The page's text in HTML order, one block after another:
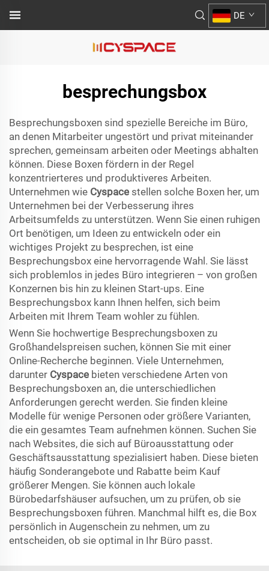
DE
besprechungsbox
Besprechungsboxen sind spezielle Bereiche im Büro,
an denen Mitarbeiter ungestört und privat miteinander
sprechen, gemeinsam arbeiten oder Meetings abhalten
können. Diese Boxen fördern in der Regel
konzentrierteres und produktiveres Arbeiten.
Unternehmen wie Cyspace stellen solche Boxen her, um
Unternehmen bei der Verbesserung ihres
Arbeitsumfelds zu unterstützen. Wenn Sie einen ruhigen
Ort benötigen, um Ideen zu entwickeln oder ein
wichtiges Projekt zu besprechen, ist eine
Besprechungsbox eine hervorragende Wahl. Sie lässt
sich problemlos in jedes Büro integrieren – von großen
Konzernen bis hin zu kleinen Start-ups. Eine
Besprechungsbox kann Ihnen helfen, sich beim
Arbeiten mit Ihrem Team wohler zu fühlen.
Wenn Sie hochwertige Besprechungsboxen zu
Großhandelspreisen suchen, können Sie mit einer
Online-Recherche beginnen. Viele Unternehmen,
darunter Cyspace bieten verschiedene Arten von
Besprechungsboxen an, die unterschiedlichen
Anforderungen gerecht werden. Sie finden kleine
Modelle für wenige Personen oder größere Varianten,
die ein gesamtes Team aufnehmen können. Suchen Sie
nach Websites, die sich auf Büroausstattung oder
Geschäftsausstattung spezialisiert haben. Diese bieten
häufig Sonderangebote und Rabatte beim Kauf
größerer Mengen. Sie können auch lokale
Bürobedarfshäuser aufsuchen, um zu prüfen, ob sie
Besprechungsboxen führen. Manchmal hilft es, die Box
persönlich in Augenschein zu nehmen, um zu
entscheiden, ob sie optimal in Ihr Büro passt.